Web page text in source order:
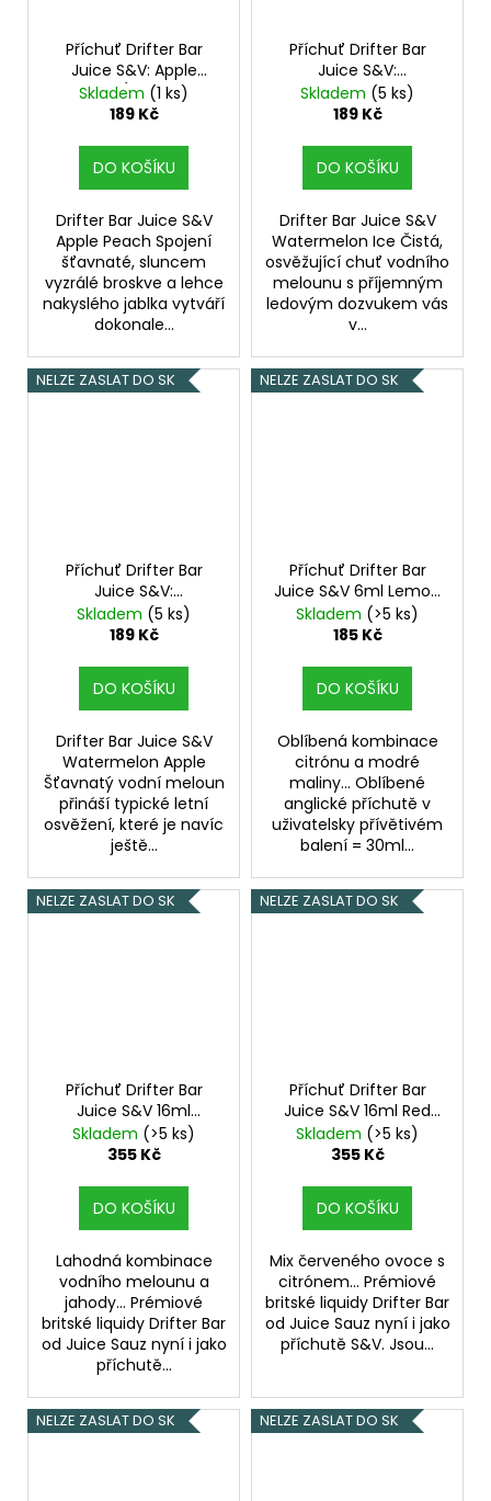
Příchuť Drifter Bar
Juice S&V: Apple
Peach (Broskev a
jablko) 6,0ml
Skladem (1 ks)
189 Kč
DO KOŠÍKU
Drifter Bar Juice S&V
Apple Peach Spojení
šťavnaté, sluncem
vyzrálé broskve a lehce
nakyslého jablka vytváří
dokonale...
Příchuť Drifter Bar
Juice S&V:
Watermelon Ice
(Ledový meloun)
Skladem (5 ks)
189 Kč
DO KOŠÍKU
Drifter Bar Juice S&V
Watermelon Ice Čistá,
osvěžující chuť vodního
melounu s příjemným
ledovým dozvukem vás
v...
NELZE ZASLAT DO SK
Příchuť Drifter Bar
Juice S&V:
Watermelon Apple
(Meloun a jablko)
Skladem (5 ks)
189 Kč
DO KOŠÍKU
Drifter Bar Juice S&V
Watermelon Apple
Šťavnatý vodní meloun
přináší typické letní
osvěžení, které je navíc
ještě...
NELZE ZASLAT DO SK
Příchuť Drifter Bar
Juice S&V 6ml Lemon
and Blue Raspberry
Skladem (>5 ks)
185 Kč
DO KOŠÍKU
Oblíbená kombinace
citrónu a modré
maliny... Oblíbené
anglické příchutě v
uživatelsky přívětivém
balení = 30ml...
NELZE ZASLAT DO SK
Příchuť Drifter Bar
Juice S&V 16ml
Watermelon
Strawberry
Skladem (>5 ks)
355 Kč
DO KOŠÍKU
Lahodná kombinace
vodního melounu a
jahody... Prémiové
britské liquidy Drifter Bar
od Juice Sauz nyní i jako
příchutě...
NELZE ZASLAT DO SK
Příchuť Drifter Bar
Juice S&V 16ml Red
Berry and Lemon
Skladem (>5 ks)
355 Kč
DO KOŠÍKU
Mix červeného ovoce s
citrónem... Prémiové
britské liquidy Drifter Bar
od Juice Sauz nyní i jako
příchutě S&V. Jsou...
NELZE ZASLAT DO SK NELZE ZASLAT DO SK